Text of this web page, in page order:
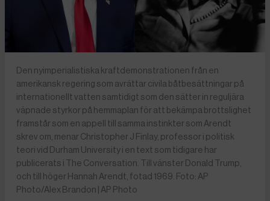
Den nyimperialistiska kraftdemonstrationen från en
amerikansk regering som avrättar civila båtbesättningar på
internationellt vatten samtidigt som den sätter in reguljära
väpnade styrkor på hemmaplan för att bekämpa brottslighet
framstår som en appell till samma instinkter som Arendt
skrev om, menar Christopher J Finlay, professor i politisk
teori vid Durham University i en text som tidigare har
publicerats i The Conversation. Till vänster Donald Trump,
och till höger Hannah Arendt, fotad 1969. Foto: AP
Photo/Alex Brandon | AP Photo